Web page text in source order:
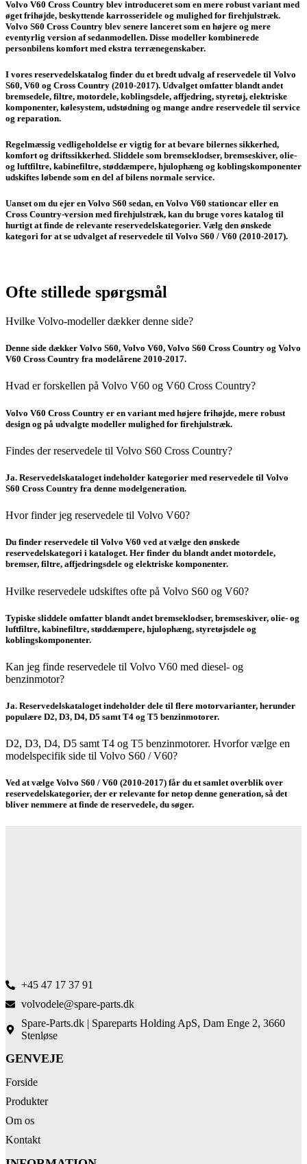
Volvo V60 Cross Country blev introduceret som en mere robust variant med
øget frihøjde, beskyttende karrosseridele og mulighed for firehjulstræk.
Volvo S60 Cross Country blev senere lanceret som en højere og mere
eventyrlig version af sedanmodellen. Disse modeller kombinerede
personbilens komfort med ekstra terrænegenskaber.
I vores reservedelskatalog finder du et bredt udvalg af reservedele til Volvo
S60, V60 og Cross Country (2010-2017). Udvalget omfatter blandt andet
bremsedele, filtre, motordele, koblingsdele, affjedring, styretøj, elektriske
komponenter, kølesystem, udstødning og mange andre reservedele til service
og reparation.
Regelmæssig vedligeholdelse er vigtig for at bevare bilernes sikkerhed,
komfort og driftssikkerhed. Sliddele som bremseklodser, bremseskiver, olie-
og luftfiltre, kabinefiltre, støddæmpere, hjulophæng og koblingskomponenter
udskiftes løbende som en del af bilens normale service.
Uanset om du ejer en Volvo S60 sedan, en Volvo V60 stationcar eller en
Cross Country-version med firehjulstræk, kan du bruge vores katalog til
hurtigt at finde de relevante reservedelskategorier. Vælg den ønskede
kategori for at se udvalget af reservedele til Volvo S60 / V60 (2010-2017).
Ofte stillede spørgsmål
Hvilke Volvo-modeller dækker denne side?
Denne side dækker Volvo S60, Volvo V60, Volvo S60 Cross Country og Volvo
V60 Cross Country fra modelårene 2010-2017.
Hvad er forskellen på Volvo V60 og V60 Cross Country?
Volvo V60 Cross Country er en variant med højere frihøjde, mere robust
design og på udvalgte modeller mulighed for firehjulstræk.
Findes der reservedele til Volvo S60 Cross Country?
Ja. Reservedelskataloget indeholder kategorier med reservedele til Volvo
S60 Cross Country fra denne modelgeneration.
Hvor finder jeg reservedele til Volvo V60?
Du finder reservedele til Volvo V60 ved at vælge den ønskede
reservedelskategori i kataloget. Her finder du blandt andet motordele,
bremser, filtre, affjedringsdele og elektriske komponenter.
Hvilke reservedele udskiftes ofte på Volvo S60 og V60?
Typiske sliddele omfatter blandt andet bremseklodser, bremseskiver, olie- og
luftfiltre, kabinefiltre, støddæmpere, hjulophæng, styretøjsdele og
koblingskomponenter.
Kan jeg finde reservedele til Volvo V60 med diesel- og
benzinmotor?
Ja. Reservedelskataloget indeholder dele til flere motorvarianter, herunder
populære D2, D3, D4, D5 samt T4 og T5 benzinmotorer.
D2, D3, D4, D5 samt T4 og T5 benzinmotorer. Hvorfor vælge en
modelspecifik side til Volvo S60 / V60?
Ved at vælge Volvo S60 / V60 (2010-2017) får du et samlet overblik over
reservedelskategorier, der er relevante for netop denne generation, så det
bliver nemmere at finde de reservedele, du søger.
+45 47 17 37 91
volvodele@spare-parts.dk
Spare-Parts.dk | Spareparts Holding ApS, Dam Enge 2, 3660
Stenløse
GENVEJE
Forside
Produkter
Om os
Kontakt